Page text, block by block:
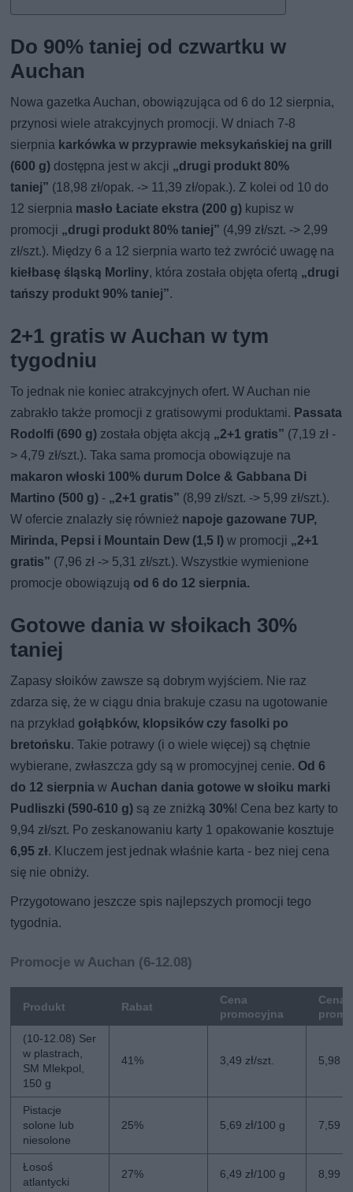
Do 90% taniej od czwartku w
Auchan
Nowa gazetka Auchan, obowiązująca od 6 do 12 sierpnia,
przynosi wiele atrakcyjnych promocji. W dniach 7-8
sierpnia karkówka w przyprawie meksykańskiej na grill
(600 g) dostępna jest w akcji „drugi produkt 80%
taniej” (18,98 zł/opak. -> 11,39 zł/opak.). Z kolei od 10 do
12 sierpnia masło Łaciate ekstra (200 g) kupisz w
promocji „drugi produkt 80% taniej” (4,99 zł/szt. -> 2,99
zł/szt.). Między 6 a 12 sierpnia warto też zwrócić uwagę na
kiełbasę śląską Morliny, która została objęta ofertą „drugi
tańszy produkt 90% taniej”.
2+1 gratis w Auchan w tym
tygodniu
To jednak nie koniec atrakcyjnych ofert. W Auchan nie
zabrakło także promocji z gratisowymi produktami. Passata
Rodolfi (690 g) została objęta akcją „2+1 gratis” (7,19 zł -
> 4,79 zł/szt.). Taka sama promocja obowiązuje na
makaron włoski 100% durum Dolce & Gabbana Di
Martino (500 g) - „2+1 gratis” (8,99 zł/szt. -> 5,99 zł/szt.).
W ofercie znalazły się również napoje gazowane 7UP,
Mirinda, Pepsi i Mountain Dew (1,5 l) w promocji „2+1
gratis” (7,96 zł -> 5,31 zł/szt.). Wszystkie wymienione
promocje obowiązują od 6 do 12 sierpnia.
Gotowe dania w słoikach 30%
taniej
Zapasy słoików zawsze są dobrym wyjściem. Nie raz
zdarza się, że w ciągu dnia brakuje czasu na ugotowanie
na przykład gołąbków, klopsików czy fasolki po
bretońsku. Takie potrawy (i o wiele więcej) są chętnie
wybierane, zwłaszcza gdy są w promocyjnej cenie. Od 6
do 12 sierpnia wAuchan dania gotowe w słoiku marki
Pudliszki (590-610 g) są ze zniżką30%! Cena bez karty to
9,94 zł/szt. Po zeskanowaniu karty 1 opakowanie kosztuje
6,95 zł. Kluczem jest jednak właśnie karta - bez niej cena
się nie obniży.
Przygotowano jeszcze spis najlepszych promocji tego
tygodnia.
Promocje w Auchan (6-12.08)
Produkt Rabat
Cena
promocyjna
Cena
(10-12.08) Ser
w plastrach,
SM Mlekpol,
150 g
41% 3,49 zł/szt. 5,98
Pistacje
solone lub
niesolone
25% 5,69 zł/100 g 7,59
Łosoś
atlantycki
27% 6,49 zł/100 g 8,99